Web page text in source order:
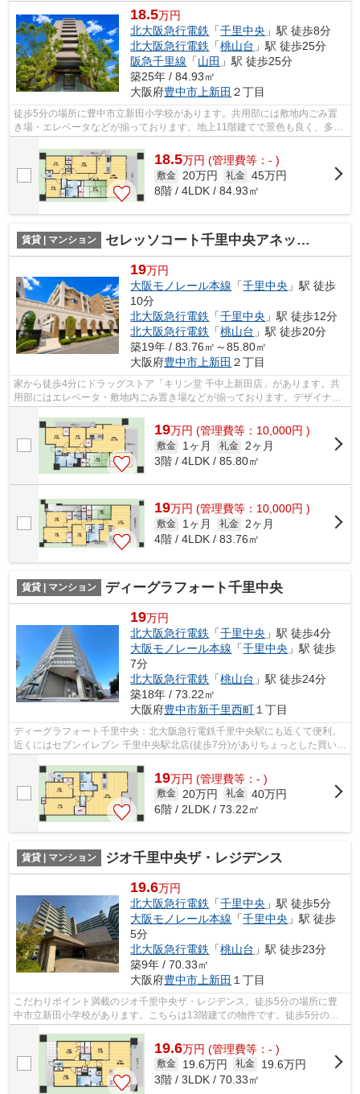
18.5万円
北大阪急行電鉄 「千里中央 」駅 徒歩8分
北大阪急行電鉄 「桃山台 」駅 徒歩25分
阪急千里線 「山田 」駅 徒歩25分
築25年 / 84.93㎡
大阪府豊中市 上新田 ２丁目
徒歩5分の場所に豊中市立新田小学校があります。共用部には敷地内ごみ置
き場・エレベータなどが揃っております。地上11階建てで景色も良く、多数
のお問い合わせをいただいております。...
18.5万円 (管理費等：- )
敷金 20万円 礼金 45万円
8階 / 4LDK / 84.93㎡
賃貸 | マンション セレッソコート千里中央アネックス
19万円
大阪モノレール本線 「千里中央 」駅 徒歩
10分
北大阪急行電鉄 「千里中央 」駅 徒歩12分
北大阪急行電鉄 「桃山台 」駅 徒歩20分
築19年 / 83.76㎡～85.80㎡
大阪府豊中市 上新田 ２丁目
家から徒歩4分にドラッグストア「キリン堂 千中上新田店」があります。共
用部にはエレベータ・敷地内ごみ置き場などが揃っております。デザイナー
ズマンションは独創的で、ご好評いた...
19万円 (管理費等：10,000円 )
敷金 1ヶ月 礼金
2ヶ月
3階 / 4LDK / 85.80㎡
19万円 (管理費等：10,000円 )
敷金 1ヶ月 礼金
2ヶ月
4階 / 4LDK / 83.76㎡
賃貸 | マンション ディーグラフォート千里中央
19万円
北大阪急行電鉄 「千里中央 」駅 徒歩4分
大阪モノレール本線 「千里中央 」駅 徒歩
7分
北大阪急行電鉄 「桃山台 」駅 徒歩24分
築18年 / 73.22㎡
大阪府豊中市新千里西町１丁目
ディーグラフォート千里中央：北大阪急行電鉄千里中央駅にも近くて便利。
近くにはセブンイレブン 千里中央駅北店(徒歩7分)がありちょっとした買い物
19万円 (管理費等：- )
敷金 20万円 礼金 40万円
6階 / 2LDK / 73.22㎡
賃貸 | マンション ジオ千里中央ザ・レジデンス
19.6万円
北大阪急行電鉄 「千里中央 」駅 徒歩5分
大阪モノレール本線 「千里中央 」駅 徒歩
5分
北大阪急行電鉄 「桃山台 」駅 徒歩23分
築9年 / 70.33㎡
大阪府豊中市 上新田 １丁目
こだわりポイント満載のジオ千里中央ザ・レジデンス。徒歩5分の場所に豊
中市立新田小学校があります。こちらは13階建ての物件です。徒歩5分の位
19.6万円 (管理費等：- )
敷金 19.6万円 礼金
19.6万円
3階 / 3LDK / 70.33㎡